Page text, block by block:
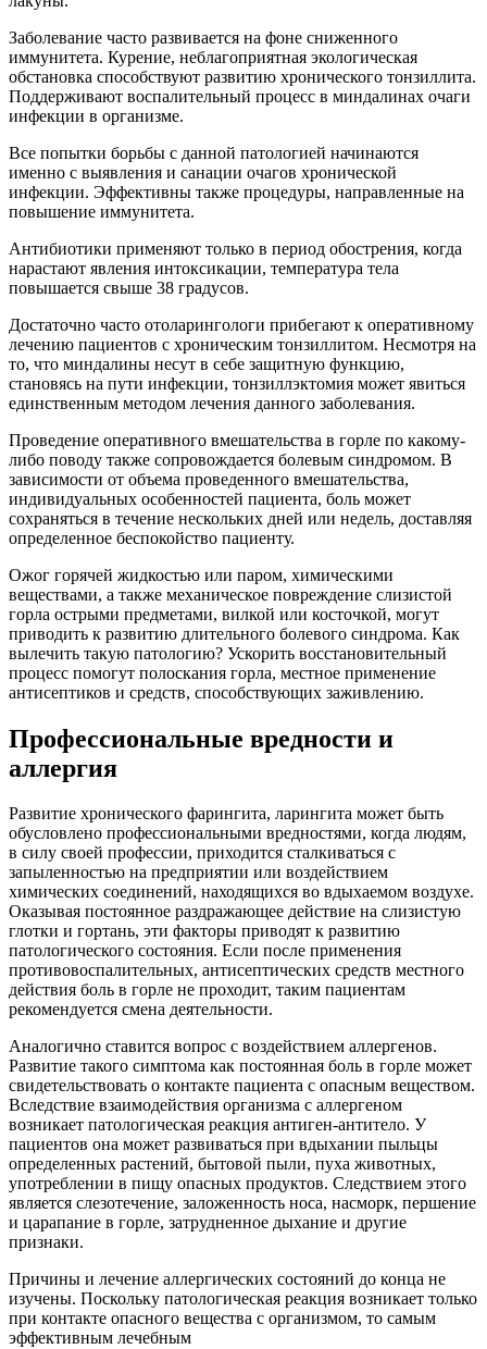
Заболевание часто развивается на фоне сниженного
иммунитета. Курение, неблагоприятная экологическая
обстановка способствуют развитию хронического тонзиллита.
Поддерживают воспалительный процесс в миндалинах очаги
инфекции в организме.
Все попытки борьбы с данной патологией начинаются
именно с выявления и санации очагов хронической
инфекции. Эффективны также процедуры, направленные на
повышение иммунитета.
Антибиотики применяют только в период обострения, когда
нарастают явления интоксикации, температура тела
повышается свыше 38 градусов.
Достаточно часто отоларингологи прибегают к оперативному
лечению пациентов с хроническим тонзиллитом. Несмотря на
то, что миндалины несут в себе защитную функцию,
становясь на пути инфекции, тонзиллэктомия может явиться
единственным методом лечения данного заболевания.
Проведение оперативного вмешательства в горле по какому-
либо поводу также сопровождается болевым синдромом. В
зависимости от объема проведенного вмешательства,
индивидуальных особенностей пациента, боль может
сохраняться в течение нескольких дней или недель, доставляя
определенное беспокойство пациенту.
Ожог горячей жидкостью или паром, химическими
веществами, а также механическое повреждение слизистой
горла острыми предметами, вилкой или косточкой, могут
приводить к развитию длительного болевого синдрома. Как
вылечить такую патологию? Ускорить восстановительный
процесс помогут полоскания горла, местное применение
антисептиков и средств, способствующих заживлению.
Профессиональные вредности и
аллергия
Развитие хронического фарингита, ларингита может быть
обусловлено профессиональными вредностями, когда людям,
в силу своей профессии, приходится сталкиваться с
запыленностью на предприятии или воздействием
химических соединений, находящихся во вдыхаемом воздухе.
Оказывая постоянное раздражающее действие на слизистую
глотки и гортань, эти факторы приводят к развитию
патологического состояния. Если после применения
противовоспалительных, антисептических средств местного
действия боль в горле не проходит, таким пациентам
рекомендуется смена деятельности.
Аналогично ставится вопрос с воздействием аллергенов.
Развитие такого симптома как постоянная боль в горле может
свидетельствовать о контакте пациента с опасным веществом.
Вследствие взаимодействия организма с аллергеном
возникает патологическая реакция антиген-антитело. У
пациентов она может развиваться при вдыхании пыльцы
определенных растений, бытовой пыли, пуха животных,
употреблении в пищу опасных продуктов. Следствием этого
является слезотечение, заложенность носа, насморк, першение
и царапание в горле, затрудненное дыхание и другие
признаки.
Причины и лечение аллергических состояний до конца не
изучены. Поскольку патологическая реакция возникает только
при контакте опасного вещества с организмом, то самым
эффективным лечебным